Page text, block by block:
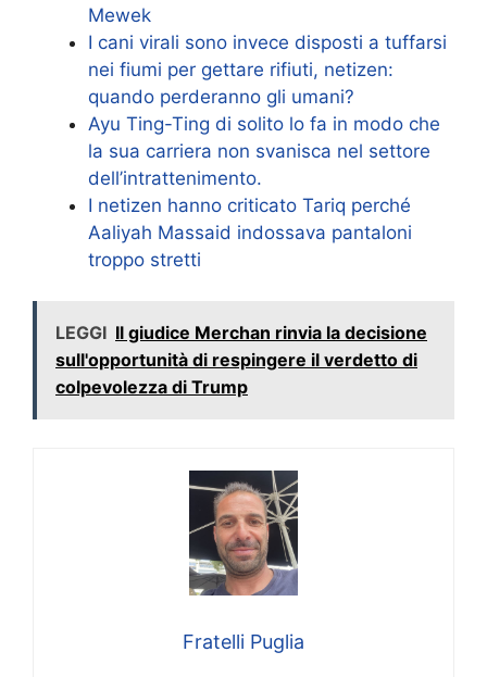
Mewek
I cani virali sono invece disposti a tuffarsi
nei fiumi per gettare rifiuti, netizen:
quando perderanno gli umani?
Ayu Ting-Ting di solito lo fa in modo che
la sua carriera non svanisca nel settore
dell’intrattenimento.
I netizen hanno criticato Tariq perché
Aaliyah Massaid indossava pantaloni
troppo stretti
LEGGI Il giudice Merchan rinvia la decisione
sull'opportunità di respingere il verdetto di
colpevolezza di Trump
Fratelli Puglia